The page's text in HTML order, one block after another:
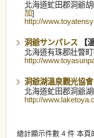
北海道虻田郡洞爺
加]
http://
洞爺サンパレス 【
北海道有珠郡壯瞥
http://
洞爺湖溫泉觀光協會
北海道虻田郡洞爺
http://
總計顯示件數 4 件 本頁